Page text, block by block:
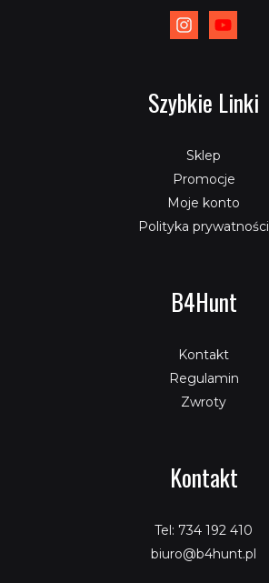
Szybkie Linki
Sklep
Promocje
Moje konto
Polityka prywatności
B4Hunt
Kontakt
Regulamin
Zwroty
Kontakt
Tel: 734 192 410
biuro@b4hunt.pl